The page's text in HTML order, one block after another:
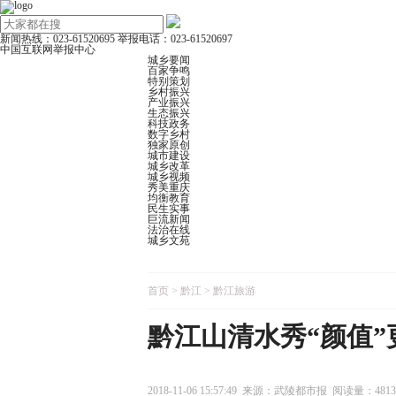
新闻热线：023-61520695 举报电话：023-61520697
中国互联网举报中心
城乡要闻
百家争鸣
特别策划
乡村振兴
产业振兴
生态振兴
科技政务
数字乡村
独家原创
城市建设
城乡改革
城乡视频
秀美重庆
均衡教育
民生实事
巨流新闻
法治在线
城乡文苑
首页 > 黔江 > 黔江旅游
黔江山清水秀“颜值”
2018-11-06 15:57:49 来源：武陵都市报 阅读量：4813